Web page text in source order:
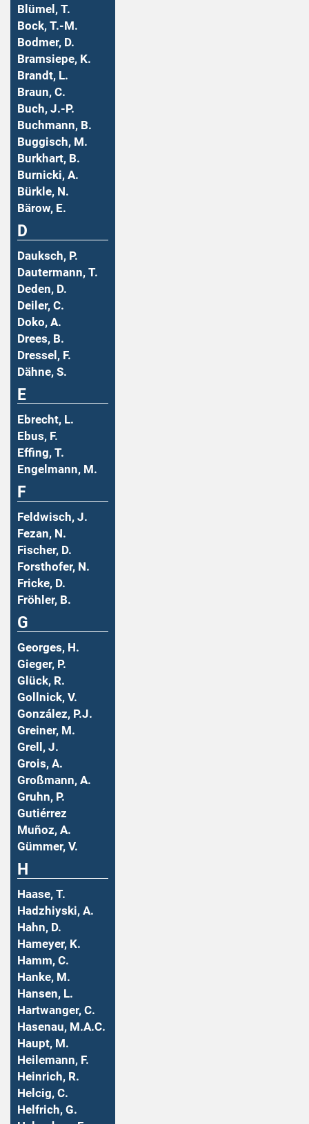
Blümel, T.
Bock, T.-M.
Bodmer, D.
Bramsiepe, K.
Brandt, L.
Braun, C.
Buch, J.-P.
Buchmann, B.
Buggisch, M.
Burkhart, B.
Burnicki, A.
Bürkle, N.
Bärow, E.
D
Dauksch, P.
Dautermann, T.
Deden, D.
Deiler, C.
Doko, A.
Drees, B.
Dressel, F.
Dähne, S.
E
Ebrecht, L.
Ebus, F.
Effing, T.
Engelmann, M.
F
Feldwisch, J.
Fezan, N.
Fischer, D.
Forsthofer, N.
Fricke, D.
Fröhler, B.
G
Georges, H.
Gieger, P.
Glück, R.
Gollnick, V.
González, P.J.
Greiner, M.
Grell, J.
Grois, A.
Großmann, A.
Gruhn, P.
Gutiérrez
Muñoz, A.
Gümmer, V.
H
Haase, T.
Hadzhiyski, A.
Hahn, D.
Hameyer, K.
Hamm, C.
Hanke, M.
Hansen, L.
Hartwanger, C.
Hasenau, M.A.C.
Haupt, M.
Heilemann, F.
Heinrich, R.
Helcig, C.
Helfrich, G.